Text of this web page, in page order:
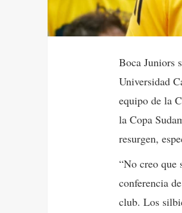
Boca Juniors
Universidad
equipo de la
la Copa
resurgen,
“No creo que
conferencia
club. Los